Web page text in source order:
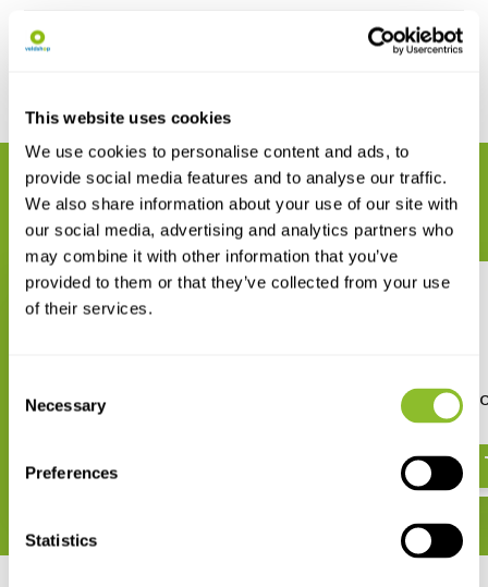
This website uses cookies
We use cookies to personalise content and ads, to
provide social media features and to analyse our traffic.
We also share information about your use of our site with
our social media, advertising and analytics partners who
may combine it with other information that you’ve
provided to them or that they’ve collected from your use
of their services.
Selection
Necessary
Preferences
Statistics
Reviews
GERELATEERDE PRODUCTEN
Maak uw bestelling compleet
The Secret Life of the